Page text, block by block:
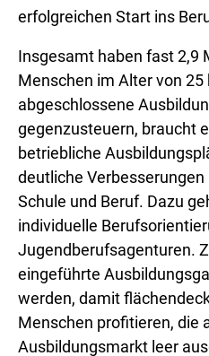
erfolgreichen Start ins
Insgesamt haben fast 2,9
Menschen im Alter von 25
abgeschlossene
gegenzusteuern, braucht
betriebliche
deutliche
Schule und Beruf. Dazu
individuelle
Jugendberufsagenturen.
eingeführte
werden, damit
Menschen profitieren, die
Ausbildungsmarkt leer